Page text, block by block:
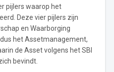
pijlers waarop het
Deze vier pijlers zijn
en Waarborging
dus het Assetmanagement,
de Asset volgens het SBI
bevindt.